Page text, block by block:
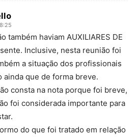
também haviam AUXILIARES DE
Inclusive, nesta reunião foi
a situação dos profissionais
ainda que de forma breve.
consta na nota porque foi breve,
foi considerada importante para
do que foi tratado em relação